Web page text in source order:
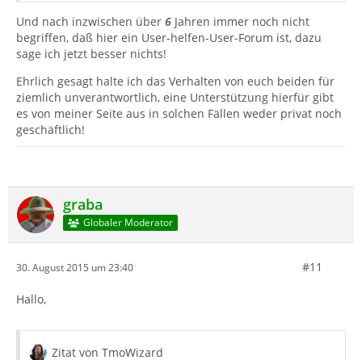
Und nach inzwischen über 6 Jahren immer noch nicht
begriffen, daß hier ein User-helfen-User-Forum ist, dazu
sage ich jetzt besser nichts!
Ehrlich gesagt halte ich das Verhalten von euch beiden für
ziemlich unverantwortlich, eine Unterstützung hierfür gibt
es von meiner Seite aus in solchen Fällen weder privat noch
geschäftlich!
graba
Globaler Moderator
30. August 2015 um 23:40 #11
Hallo,
Zitat von TmoWizard